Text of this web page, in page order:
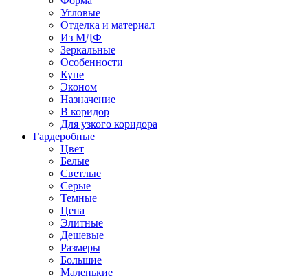
Угловые
Отделка и материал
Из МДФ
Зеркальные
Особенности
Купе
Эконом
Назначение
В коридор
Для узкого коридора
Гардеробные
Цвет
Белые
Светлые
Серые
Темные
Цена
Элитные
Дешевые
Размеры
Большие
Маленькие